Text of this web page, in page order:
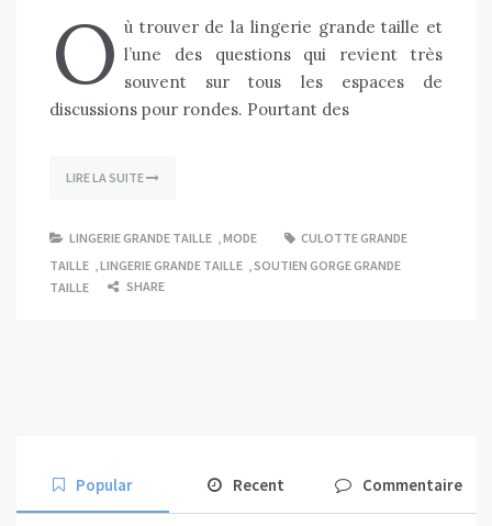
O ù trouver de la lingerie grande taille et
l’une des questions qui revient très
souvent sur tous les espaces de
discussions pour rondes. Pourtant des
LIRE LA SUITE
LINGERIE GRANDE TAILLE ,MODE
CULOTTE GRANDE
TAILLE ,LINGERIE GRANDE TAILLE ,SOUTIEN GORGE GRANDE
TAILLE
SHARE
Popular Recent Commentaire